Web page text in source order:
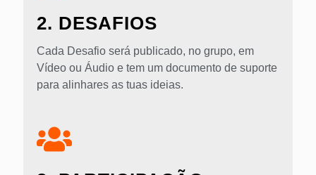
2. DESAFIOS
Cada Desafio será publicado, no grupo, em
Vídeo ou Áudio e tem um documento de suporte
para alinhares as tuas ideias.